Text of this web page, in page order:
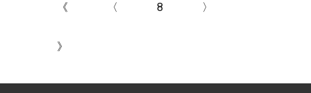
《 〈 8 〉
》